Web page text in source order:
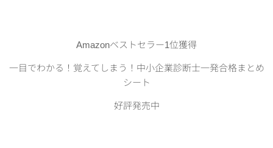
Amazonベストセラー1位獲得
一目でわかる！覚えてしまう！中小企業診断士一発合格まとめ
シート
好評発売中